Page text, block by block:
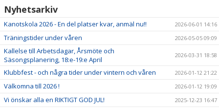
Nyhetsarkiv
Kanotskola 2026 - En del platser kvar, anmäl nu!! 2026-06-01 14:16
Träningstider under våren 2026-05-05 09:09
Kallelse till Arbetsdagar, Årsmöte och
Säsongsplanering, 18:e-19:e April
2026-03-31 18:58
Klubbfest - och några tider under vintern och våren 2026-01-12 21:22
Välkomna till 2026 ! 2026-01-12 19:09
Vi önskar alla en RIKTIGT GOD JUL! 2025-12-23 16:47